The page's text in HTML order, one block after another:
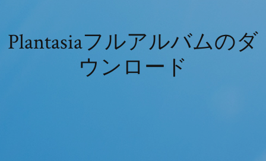
Plantasiaフルアルバムのダ
ウンロード